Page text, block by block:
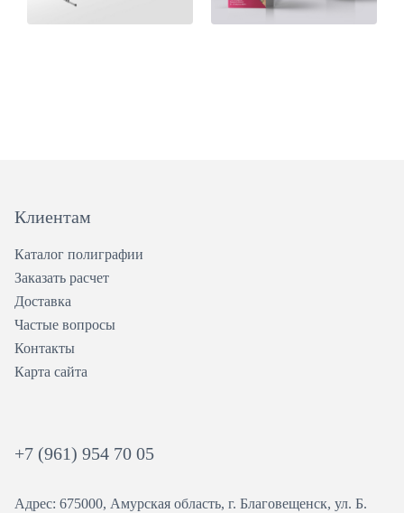
Клиентам
Каталог полиграфии
Заказать расчет
Доставка
Частые вопросы
Контакты
Карта сайта
+7 (961) 954 70 05
Адрес: 675000, Амурская область, г. Благовещенск, ул. ​Б.